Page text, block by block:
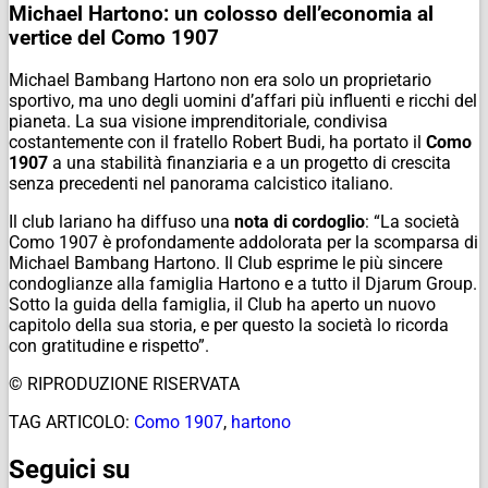
Michael Hartono: un colosso dell’economia al
vertice del Como 1907
Michael Bambang Hartono non era solo un proprietario
sportivo, ma uno degli uomini d’affari più influenti e ricchi del
pianeta. La sua visione imprenditoriale, condivisa
costantemente con il fratello Robert Budi, ha portato il Como
1907 a una stabilità finanziaria e a un progetto di crescita
senza precedenti nel panorama calcistico italiano.
Il club lariano ha diffuso una nota di cordoglio: “La società
Como 1907 è profondamente addolorata per la scomparsa di
Michael Bambang Hartono. Il Club esprime le più sincere
condoglianze alla famiglia Hartono e a tutto il Djarum Group.
Sotto la guida della famiglia, il Club ha aperto un nuovo
capitolo della sua storia, e per questo la società lo ricorda
con gratitudine e rispetto”.
© RIPRODUZIONE RISERVATA
TAG ARTICOLO: Como 1907, hartono
Seguici su